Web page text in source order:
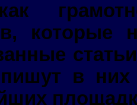
которые
в